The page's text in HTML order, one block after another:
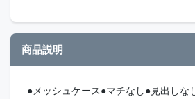
商品説明
●メッシュケース●マチなし●見出しな